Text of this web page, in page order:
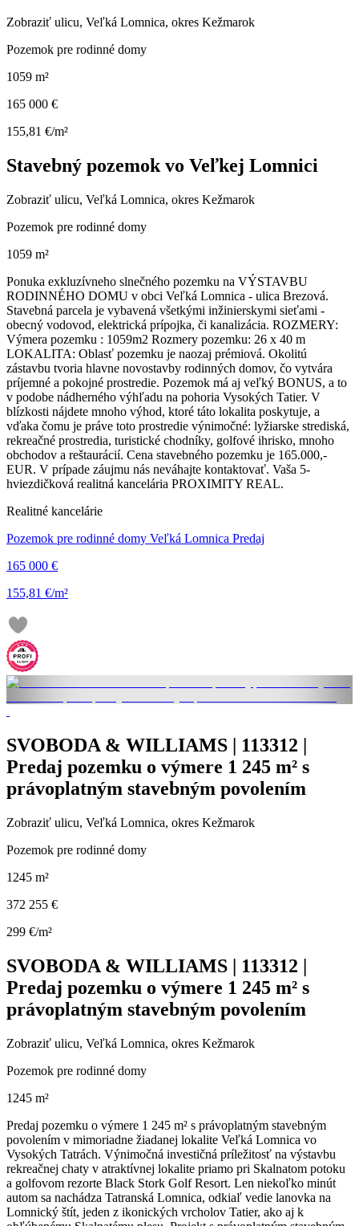
Zobraziť ulicu, Veľká Lomnica, okres Kežmarok
Pozemok pre rodinné domy
1059 m²
165 000 €
155,81 €/m²
Stavebný pozemok vo Veľkej Lomnici
Zobraziť ulicu, Veľká Lomnica, okres Kežmarok
Pozemok pre rodinné domy
1059 m²
Ponuka exkluzívneho slnečného pozemku na VÝSTAVBU
RODINNÉHO DOMU v obci Veľká Lomnica - ulica Brezová.
Stavebná parcela je vybavená všetkými inžinierskymi sieťami -
obecný vodovod, elektrická prípojka, či kanalizácia. ROZMERY:
Výmera pozemku : 1059m2 Rozmery pozemku: 26 x 40 m
LOKALITA: Oblasť pozemku je naozaj prémiová. Okolitú
zástavbu tvoria hlavne novostavby rodinných domov, čo vytvára
príjemné a pokojné prostredie. Pozemok má aj veľký BONUS, a to
v podobe nádherného výhľadu na pohoria Vysokých Tatier. V
blízkosti nájdete mnoho výhod, ktoré táto lokalita poskytuje, a
vďaka čomu je práve toto prostredie výnimočné: lyžiarske strediská,
rekreačné prostredia, turistické chodníky, golfové ihrisko, mnoho
obchodov a reštaurácií. Cena stavebného pozemku je 165.000,-
EUR. V prípade záujmu nás neváhajte kontaktovať. Vaša 5-
hviezdičková realitná kancelária PROXIMITY REAL.
Realitné kancelárie
Pozemok pre rodinné domy Veľká Lomnica Predaj
165 000 €
155,81 €/m²
SVOBODA & WILLIAMS | 113312 |
Predaj pozemku o výmere 1 245 m² s
právoplatným stavebným povolením
Zobraziť ulicu, Veľká Lomnica, okres Kežmarok
Pozemok pre rodinné domy
1245 m²
372 255 €
299 €/m²
SVOBODA & WILLIAMS | 113312 |
Predaj pozemku o výmere 1 245 m² s
právoplatným stavebným povolením
Zobraziť ulicu, Veľká Lomnica, okres Kežmarok
Pozemok pre rodinné domy
1245 m²
Predaj pozemku o výmere 1 245 m² s právoplatným stavebným
povolením v mimoriadne žiadanej lokalite Veľká Lomnica vo
Vysokých Tatrách. Výnimočná investičná príležitosť na výstavbu
rekreačnej chaty v atraktívnej lokalite priamo pri Skalnatom potoku
a golfovom rezorte Black Stork Golf Resort. Len niekoľko minút
autom sa nachádza Tatranská Lomnica, odkiaľ vedie lanovka na
Lomnický štít, jeden z ikonických vrcholov Tatier, ako aj k